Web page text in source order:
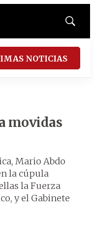
Mostrar
NOTICIAS
movidas
Mario Abdo
la cúpula
la Fuerza
y el Gabinete